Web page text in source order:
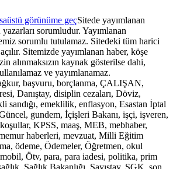
görünüme geçSitede yayımlanan
sorumludur. Yayımlanan
sorumlu tutulamaz. Sitedeki tüm harici
Sitemizde yayımlanan haber, köşe
alınmaksızın kaynak gösterilse dahi,
ve yayımlanamaz.
başvuru, borçlanma, ÇALIŞAN,
Danıştay, disiplin cezaları, Döviz,
sandığı, emeklilik, enflasyon, Esastan İptal
gundem, İçişleri Bakanı, işçi, işveren,
KPSS, maaş, MEB, mebhaber,
haberleri, mevzuat, Milli Eğitim
ödeme, Ödemeler, Öğretmen, okul
Ötv, para, para iadesi, politika, prim
Sağlık Bakanlığı, Sayıştay, SGK, son